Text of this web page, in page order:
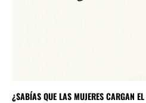
¿SABÍAS QUE LAS MUJERES CARGAN